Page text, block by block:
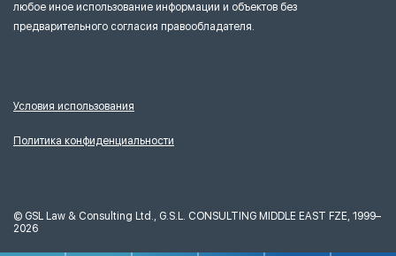
любое иное использование информации и объектов без
предварительного согласия правообладателя.
Условия использования
Политика конфиденциальности
© GSL Law & Consulting Ltd., G.S.L. CONSULTING MIDDLE EAST FZE, 1999–
2026